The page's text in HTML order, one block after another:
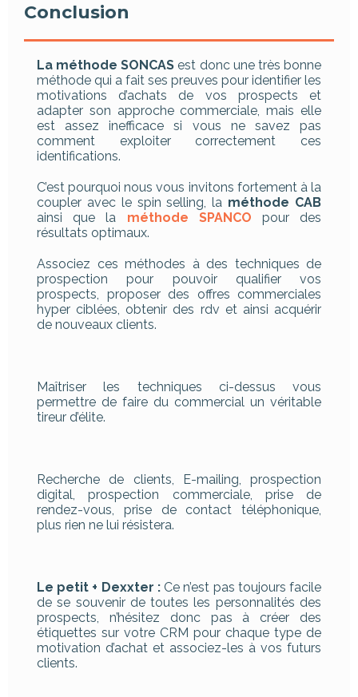
Conclusion
La méthode SONCAS est donc une très bonne
méthode qui a fait ses preuves pour identifier les
motivations d’achats de vos prospects et
adapter son approche commerciale, mais elle
est assez inefficace si vous ne savez pas
comment exploiter correctement ces
identifications.
C’est pourquoi nous vous invitons fortement à la
coupler avec le spin selling, la méthode CAB
ainsi que la
méthode SPANCO pour des
résultats optimaux.
Associez ces méthodes à des techniques de
prospection pour pouvoir qualifier vos
prospects, proposer des offres commerciales
hyper ciblées, obtenir des rdv et ainsi acquérir
de nouveaux clients.
Maîtriser les techniques ci-dessus vous
permettre de faire du commercial un véritable
tireur d’élite.
Recherche de clients, E-mailing, prospection
digital, prospection commerciale, prise de
rendez-vous, prise de contact téléphonique,
plus rien ne lui résistera.
Le petit + Dexxter : Ce n’est pas toujours facile
de se souvenir de toutes les personnalités des
prospects, n’hésitez donc pas à créer des
étiquettes sur votre CRM pour chaque type de
motivation d’achat et associez-les à vos futurs
clients.